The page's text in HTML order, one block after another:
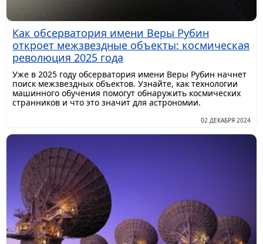
Как обсерватория имени Веры Рубин
откроет межзвездные объекты: космическая
революция 2025 года
Уже в 2025 году обсерватория имени Веры Рубин начнет
поиск межзвездных объектов. Узнайте, как технологии
машинного обучения помогут обнаружить космических
странников и что это значит для астрономии.
02 ДЕКАБРЯ 2024